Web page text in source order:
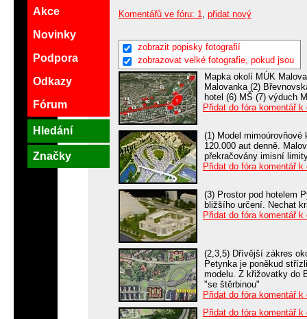
Komentářů ve fóru: 1, přidat nový
zobrazit popisky fotografií
zobrazovat velké fotografie, pokud jsou
Mapka okolí MÚK
Malovanka (2)
hotel (6) MŠ (7) výduch
Přidat do fóra komentář k
(1) Model
120.000 aut denně.
překračovány imisní
Přidat do fóra komentář k
(3) Prostor pod hotelem
bližšího určení. Nechat
Přidat do fóra komentář k
(2,3,5) Dřívější zákres
Petynka je poněkud
modelu. Z křižovatky do
"se štěrbinou"
Přidat do fóra komentář k
Přidat do fóra komentář k
Akce
Novinky
Podpora
Odkazy
Fórum
Hledání
Značky